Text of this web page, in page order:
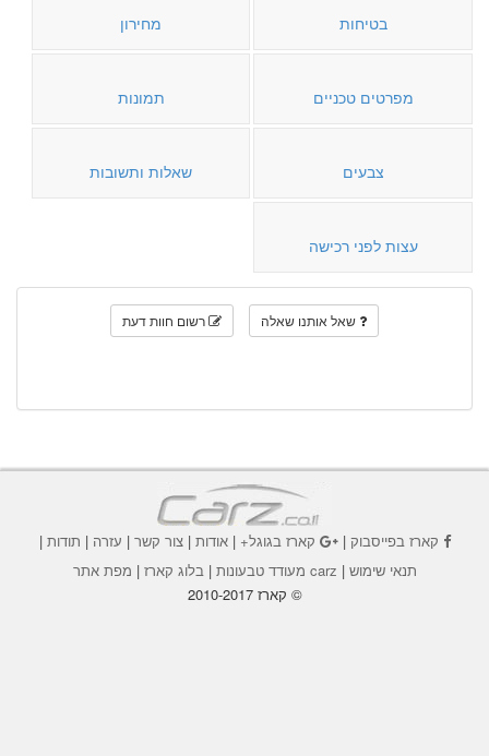
בטיחות מחירון
מפרטים טכניים תמונות
צבעים שאלות ותשובות
עצות לפני רכישה
שאל אותנו שאלה רשום חוות דעת
קארז בפייסבוק| קארז בגוגל+|אודות |צור קשר | עזרה | תודות |
תנאי שימוש | carz מעודד טבעונות | בלוג קארז | מפת אתר
© קארז 2010-2017